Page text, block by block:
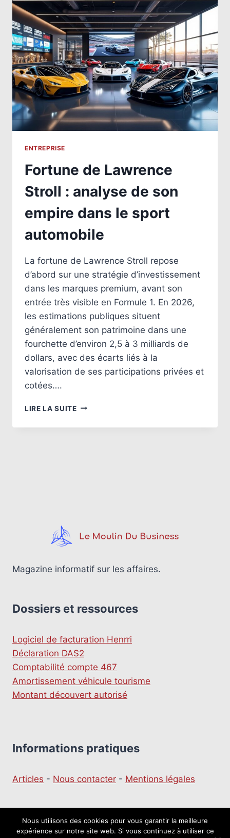
SA
FORTUNE
ET
DE
SON
PARCOURS
PROFESSIONNEL
ENTREPRISE
Fortune de Lawrence
Stroll : analyse de son
empire dans le sport
automobile
La fortune de Lawrence Stroll repose
d’abord sur une stratégie d’investissement
dans les marques premium, avant son
entrée très visible en Formule 1. En 2026,
les estimations publiques situent
généralement son patrimoine dans une
fourchette d’environ 2,5 à 3 milliards de
dollars, avec des écarts liés à la
valorisation de ses participations privées et
cotées….
LIRE LA SUITEFORTUNE
LAWRENCE
AUTOMOBILE
Magazine informatif sur les affaires.
Dossiers et ressources
Logiciel de facturation Henrri
Déclaration DAS2
Comptabilité compte 467
Amortissement véhicule tourisme
Montant découvert autorisé
Informations pratiques
Articles - Nous contacter - Mentions légales
Nous utilisons des cookies pour vous garantir la meilleure
expérience sur notre site web. Si vous continuez à utiliser ce